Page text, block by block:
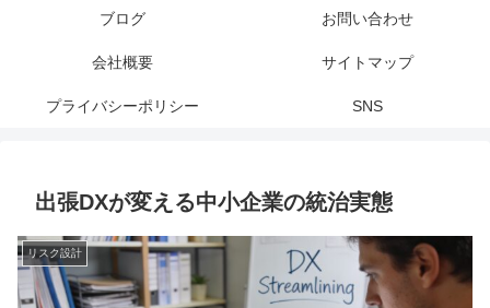
ブログ お問い合わせ
会社概要 サイトマップ
プライバシーポリシー SNS
出張DXが変える中小企業の統治実態
リスク設計